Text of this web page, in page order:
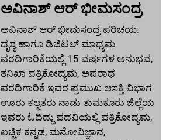
ಅವಿನಾಶ್‌ ಆರ್‌ ಭೀಮಸಂದ್ರ
ಅವಿನಾಶ್‌ ಆರ್‌ ಭೀಮಸಂದ್ರ ಪರಿಚಯ:
ದೃಶ್ಯ ಹಾಗೂ ಡಿಜಿಟಲ್ ಮಾಧ್ಯಮ
ವರದಿಗಾರಿಕೆಯಲ್ಲಿ 15 ವರ್ಷಗಳ ಅನುಭವ,
ತನಿಖಾ ಪತ್ರಿಕೋದ್ಯಮ, ಅಪರಾಧ
ವರದಿಗಾರಿಕೆ ಇವರ ಪ್ರಮುಖ ಆಸಕ್ತಿ ವಿಭಾಗ.
ಊರು ಕಲ್ಪತರು ನಾಡು ತುಮಕೂರು ಜಿಲ್ಲೆಯ
ಇವರು ಓದಿದ್ದು ಪದವಿಯಲ್ಲಿ ಪತ್ರಿಕೋದ್ಯಮ,
ಐಚ್ಚಿಕ ಕನ್ನಡ, ಮನೋವಿಜ್ಞಾನ,